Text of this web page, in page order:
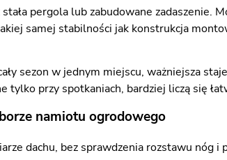
pergola lub zabudowane zadaszenie.
samej stabilności jak konstrukcja
sezon w jednym miejscu, ważniejsza
tylko przy spotkaniach, bardziej liczą się
namiotu ogrodowego
dachu, bez sprawdzenia rozstawu nóg i